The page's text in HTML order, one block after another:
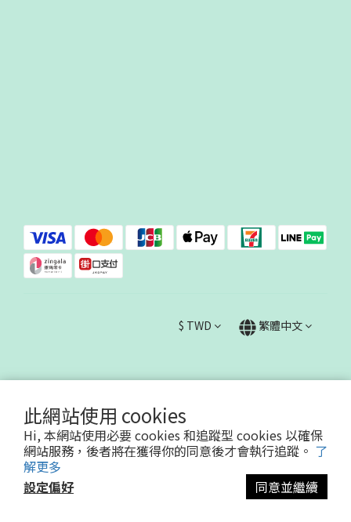
此網站使用 cookies
Hi, 本網站使用必要 cookies 和追蹤型 cookies 以確保
網站服務，後者將在獲得你的同意後才會執行追蹤。 了
解更多
設定偏好
同意並繼續
$ TWD 繁體中文
哇哇蛙國際事業有限公司90623730
Powered by SHOPLINE